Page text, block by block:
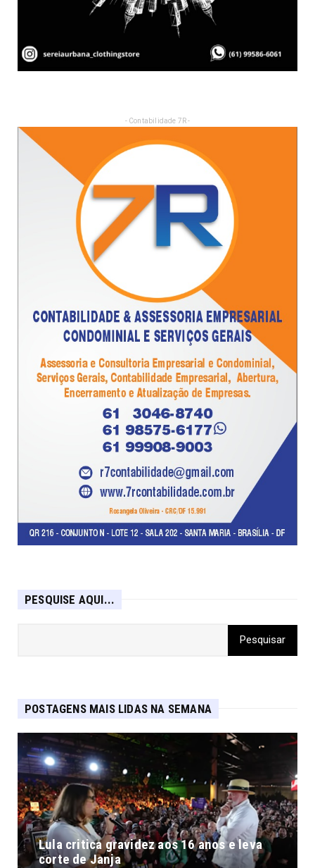
- Contabilidade 7R -
PESQUISE AQUI...
POSTAGENS MAIS LIDAS NA SEMANA
Lula critica gravidez aos 16 anos e leva
corte de Janja